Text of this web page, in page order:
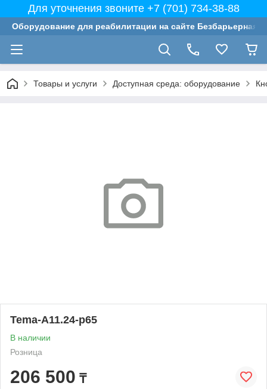
Для уточнения звоните +7 (701) 734-38-88
Оборудование для реабилитации на сайте Безбарьерная
Товары и услуги Доступная среда: оборудование
Tema-A11.24-p65
В наличии
Розница
206 500 ₸